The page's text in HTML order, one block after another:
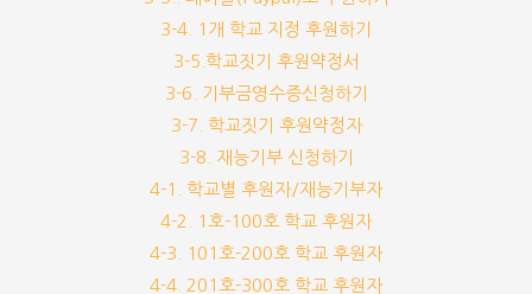
3-4. 1개 학교 지정 후원하기
3-5.학교짓기 후원약정서
3-6. 기부금영수증신청하기
3-7. 학교짓기 후원약정자
3-8. 재능기부 신청하기
4-1. 학교별 후원자/재능기부자
4-2. 1호-100호 학교 후원자
4-3. 101호-200호 학교 후원자
4-4. 201호-300호 학교 후원자